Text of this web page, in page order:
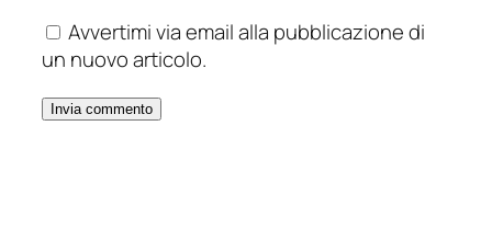
Avvertimi via email alla pubblicazione di
un nuovo articolo.